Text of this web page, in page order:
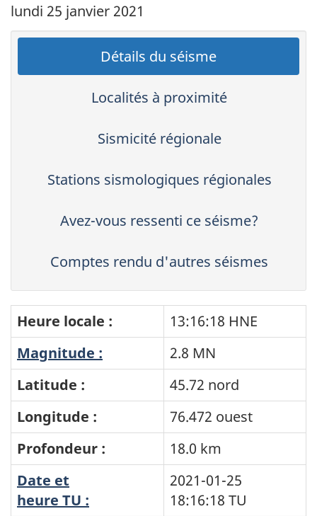
lundi 25 janvier 2021
Détails du séisme
Localités à proximité
Sismicité régionale
Stations sismologiques régionales
Avez-vous ressenti ce séisme?
Comptes rendu d'autres séismes
Heure locale :
13:16:18 HNE
Magnitude :
2.8 MN
Latitude :
45.72 nord
Longitude :
76.472 ouest
Profondeur :
18.0 km
Date et
heure TU :
2021-01-25
18:16:18 TU